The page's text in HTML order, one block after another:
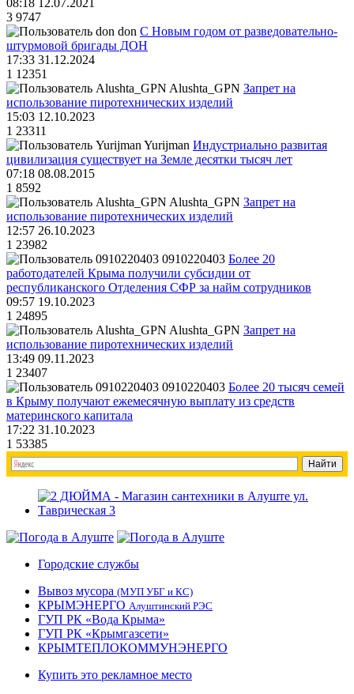
08:18 12.07.2021
3 9747
don С Новым годом от разведовательно-
штурмовой бригады ДОН
17:33 31.12.2024
1 12351
Alushta_GPN Запрет на
использование пиротехнических изделий
15:03 12.10.2023
1 23311
Yurijman Индустриально развитая
цивилизация существует на Земле десятки тысяч лет
07:18 08.08.2015
1 8592
Alushta_GPN Запрет на
использование пиротехнических изделий
12:57 26.10.2023
1 23982
0910220403 Более 20
работодателей Крыма получили субсидии от
республиканского Отделения СФР за найм сотрудников
09:57 19.10.2023
1 24895
Alushta_GPN Запрет на
использование пиротехнических изделий
13:49 09.11.2023
1 23407
0910220403 Более 20 тысяч семей
в Крыму получают ежемесячную выплату из средств
материнского капитала
17:22 31.10.2023
1 53385
Городские службы
Вывоз мусора (МУП УБГ и КС)
КРЫМЭНЕРГО Алуштинский РЭС
ГУП РК «Вода Крыма»
ГУП РК «Крымгазсети»
КРЫМТЕПЛОКОММУНЭНЕРГО
Купить это рекламное место